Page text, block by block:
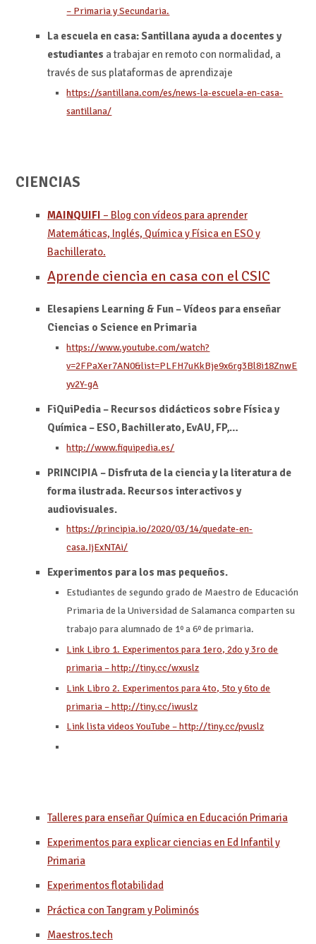
– Primaria y Secundaria.
La escuela en casa: Santillana ayuda a docentes y
estudiantes a trabajar en remoto con normalidad, a
través de sus plataformas de aprendizaje
https://santillana.com/es/news-la-escuela-en-casa-
santillana/
CIENCIAS
MAINQUIFI – Blog con vídeos para aprender
Matemáticas, Inglés, Química y Física en ESO y
Bachillerato.
Aprende ciencia en casa con el CSIC
Elesapiens Learning & Fun – Vídeos para enseñar
Ciencias o Science en Primaria
https://www.youtube.com/watch?
v=2FPaXer7AN0&list=PLFH7uKkBje9x6rg3Bl8i18ZnwE
yv2Y-gA
FiQuiPedia – Recursos didácticos sobre Física y
Química – ESO, Bachillerato, EvAU, FP,…
http://www.fiquipedia.es/
PRINCIPIA – Disfruta de la ciencia y la literatura de
forma ilustrada. Recursos interactivos y
audiovisuales.
https://principia.io/2020/03/14/quedate-en-
casa.IjExNTAi/
Experimentos para los mas pequeños.
Estudiantes de segundo grado de Maestro de Educación
Primaria de la Universidad de Salamanca comparten su
trabajo para alumnado de 1º a 6º de primaria.
Link Libro 1. Experimentos para 1ero, 2do y 3ro de
primaria – http://tiny.cc/wxuslz
Link Libro 2. Experimentos para 4to, 5to y 6to de
primaria – http://tiny.cc/iwuslz
Link lista videos YouTube – http://tiny.cc/pvuslz
Talleres para enseñar Química en Educación Primaria
Experimentos para explicar ciencias en Ed Infantil y
Primaria
Experimentos flotabilidad
Práctica con Tangram y Poliminós
Maestros.tech